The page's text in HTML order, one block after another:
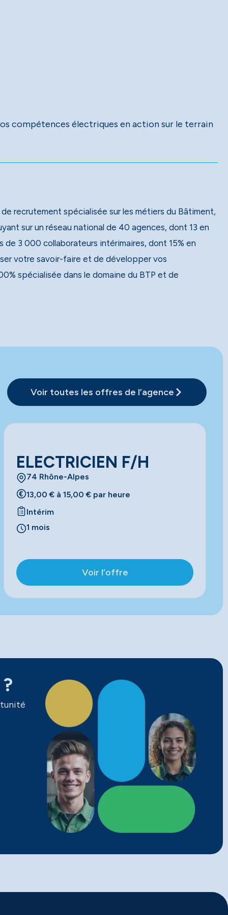
compétences électriques en action sur le terrain
recrutement spécialisée sur les métiers du Bâtiment,
3 000 collaborateurs intérimaires, dont 15% en
votre savoir-faire et de développer vos
spécialisée dans le domaine du BTP et de
Voir toutes les offres de l’agence
ELECTRICIEN F/H
74 Rhône-Alpes
13,00 € à 15,00 € par heure
Intérim
1 mois
Voir l’offre